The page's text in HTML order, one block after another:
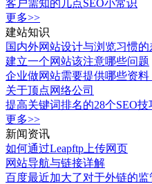
客户需知的几点SEO小常识
更多>>
建站知识
国内外网站设计与浏览习惯的
建立一个网站该注意哪些问题
企业做网站需要提供哪些资料
关于顶点网络公司
提高关键词排名的28个SEO技
更多>>
新闻资讯
如何通过Leapftp上传网页
网站导航与链接详解
百度最近加大了对于外链的监